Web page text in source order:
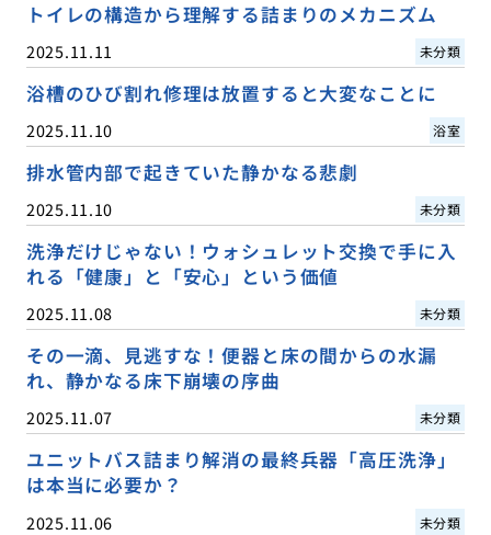
トイレの構造から理解する詰まりのメカニズム
2025.11.11 未分類
浴槽のひび割れ修理は放置すると大変なことに
2025.11.10 浴室
排水管内部で起きていた静かなる悲劇
2025.11.10 未分類
洗浄だけじゃない！ウォシュレット交換で手に入
れる「健康」と「安心」という価値
2025.11.08 未分類
その一滴、見逃すな！便器と床の間からの水漏
れ、静かなる床下崩壊の序曲
2025.11.07 未分類
ユニットバス詰まり解消の最終兵器「高圧洗浄」
は本当に必要か？
2025.11.06 未分類